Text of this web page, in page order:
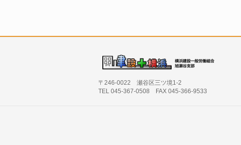
〒246-0022 瀬谷区三ツ境1-2
TEL 045-367-0508 FAX 045-366-9533